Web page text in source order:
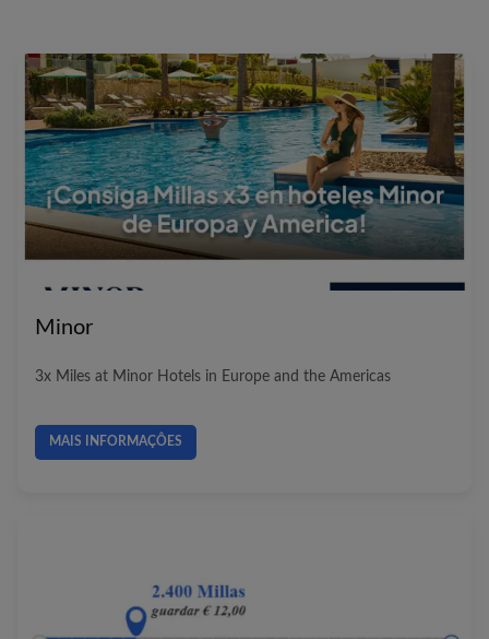
Minor
3x Miles at Minor Hotels in Europe and the Americas
MAIS INFORMAÇÔES